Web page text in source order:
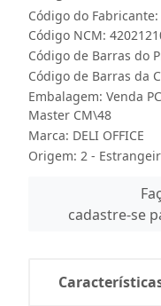
Código do Fabricante:
Código NCM:
Código de Barras do
Código de Barras da
Embalagem: Venda
Master CM\48
Marca: DELI OFFICE
Origem: 2 -
cadastre-se